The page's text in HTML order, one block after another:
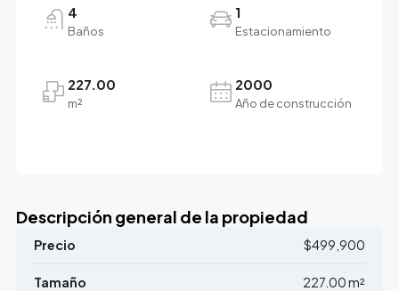
4
Baños
1
Estacionamiento
227.00
m²
2000
Año de construcción
Descripción general de la propiedad
Precio $499,900
Tamaño 227.00 m²